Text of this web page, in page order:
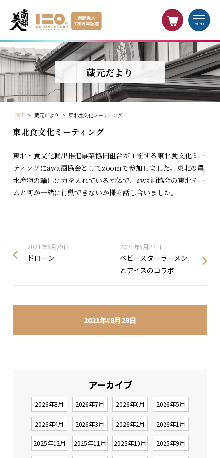
MENU
蔵元だより
HOME > 蔵元だより > 東北食文化ミーティング
2021年08月28日
東北食文化ミーティング
東北・食文化輸出推進事業協同組合が主催する東北食文化ミー
ティングにawa酒協会としてzoomで参加しました。東北の農
水産物の輸出に力を入れている団体で、awa酒協会の東北チー
ムと何か一緒に行動できないか様々話し合いました。
2021年8月29日
ドローン
2021年8月27日
ベビースターラーメン
とアイスのコラボ
アーカイブ
2026年8月 2026年7月 2026年6月 2026年5月
2026年4月 2026年3月 2026年2月 2026年1月
2025年12月 2025年11月 2025年10月 2025年9月